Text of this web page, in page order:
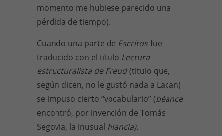
momento me hubiese parecido una
pérdida de tiempo).
Cuando una parte de Escritos fue
traducido con el título Lectura
estructuralista de Freud(título que,
según dicen, no le gustó nada a Lacan)
se impuso cierto “vocabulario” (béance
encontró, por invención de Tomás
Segovia, la inusual hiancia).